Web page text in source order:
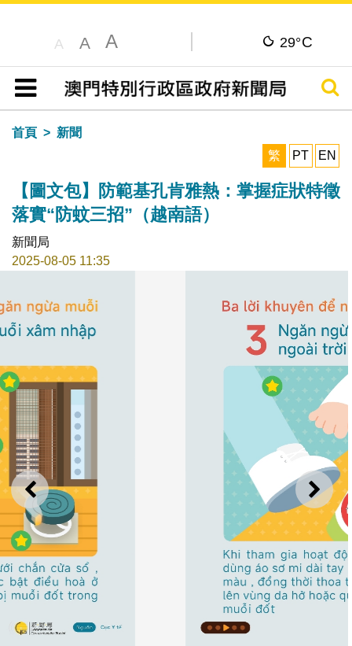
A A A 29°C
目錄
搜尋
首頁
新聞
繁
PT EN
【圖文包】防範基孔肯雅熱：掌握症狀特徵
落實“防蚊三招”（越南語）
新聞局
2025-08-05 11:35
上一則 下一